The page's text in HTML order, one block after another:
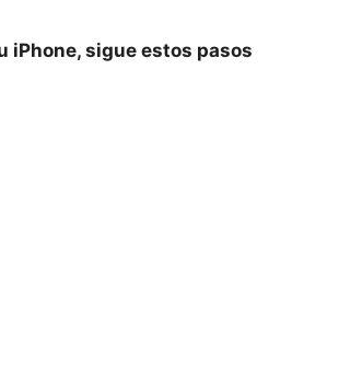
iPhone,‌ sigue estos pasos